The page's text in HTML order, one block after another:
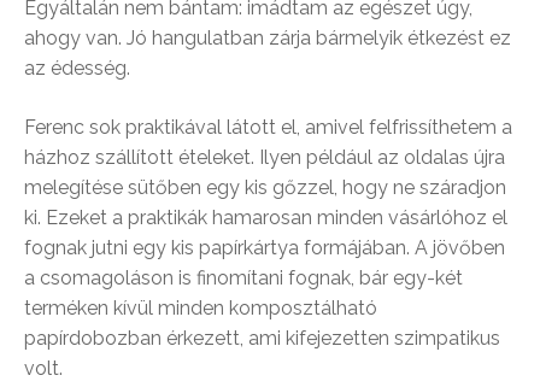
Egyáltalán nem bántam: imádtam az egészet úgy,
ahogy van. Jó hangulatban zárja bármelyik étkezést ez
az édesség.
Ferenc sok praktikával látott el, amivel felfrissíthetem a
házhoz szállított ételeket. Ilyen például az oldalas újra
melegítése sütőben egy kis gőzzel, hogy ne száradjon
ki. Ezeket a praktikák hamarosan minden vásárlóhoz el
fognak jutni egy kis papírkártya formájában. A jövőben
a csomagoláson is finomítani fognak, bár egy-két
terméken kívül minden komposztálható
papírdobozban érkezett, ami kifejezetten szimpatikus
volt.